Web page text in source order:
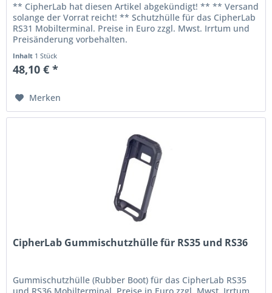
** CipherLab hat diesen Artikel abgekündigt! ** ** Versand
solange der Vorrat reicht! ** Schutzhülle für das CipherLab
RS31 Mobilterminal. Preise in Euro zzgl. Mwst. Irrtum und
Preisänderung vorbehalten.
Inhalt 1 Stück
48,10 € *
Merken
CipherLab Gummischutzhülle für RS35 und RS36
Gummischutzhülle (Rubber Boot) für das CipherLab RS35